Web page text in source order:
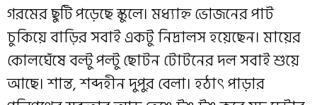
গরমের ছুটি পড়েছে স্কুলে। মধ্যাহ্ন ভোজনের পাট
চুকিয়ে বাড়ির সবাই একটু নিদ্রালস হয়েছেন। মায়ের
কোলঘেঁষে বল্টু পল্টু ছোটন টোটনের দল সবাই শুয়ে
আছে। শান্ত, শব্দহীন দুপুর বেলা। হঠাৎ পাড়ার